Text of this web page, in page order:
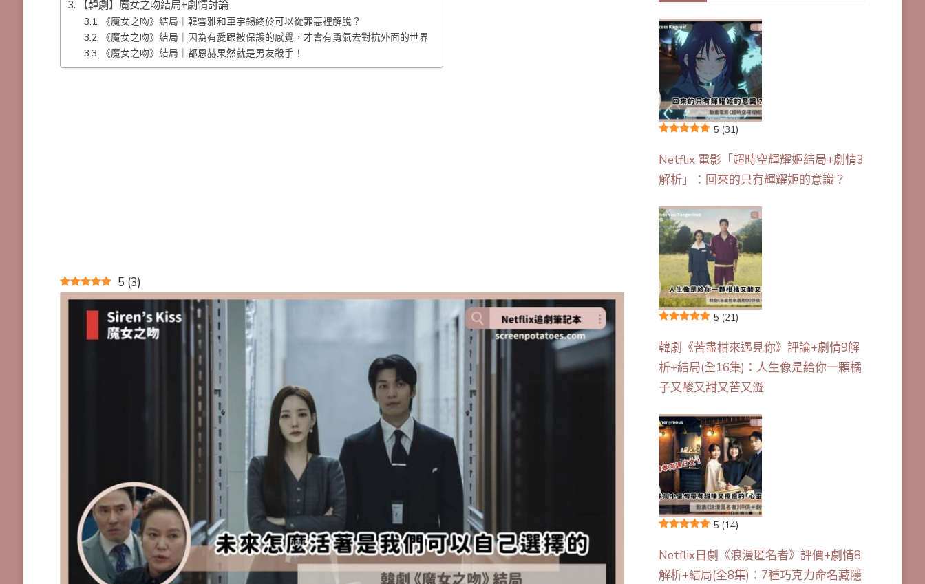
【韓劇】魔女之吻結局+劇情討論
《魔女之吻》結局｜韓雪雅和車宇錫終於可以從罪惡裡解脫？
《魔女之吻》結局｜因為有愛跟被保護的感覺，才會有勇氣去對抗外面的世界
《魔女之吻》結局｜都恩赫果然就是男友殺手！
5 (3)
5 (31)
Netflix 電影「超時空輝耀姬結局+劇情3
解析」：回來的只有輝耀姬的意識？
5 (21)
韓劇《苦盡柑來遇見你》評論+劇情9解
析+結局(全16集)：人生像是給你一顆橘
子又酸又甜又苦又澀
5 (14)
Netflix日劇《浪漫匿名者》評價+劇情8
解析+結局(全8集)：7種巧克力命名藏隱